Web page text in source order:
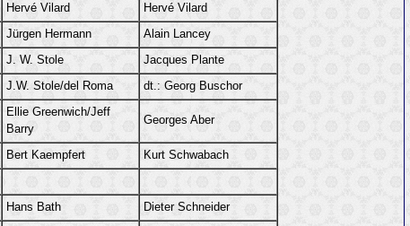
Hervé Vilard Hervé Vilard
Jürgen Hermann Alain Lancey
J. W. Stole Jacques Plante
J.W. Stole/del Roma dt.: Georg Buschor
Ellie Greenwich/Jeff
Barry
Georges Aber
Bert Kaempfert Kurt Schwabach
Hans Bath Dieter Schneider